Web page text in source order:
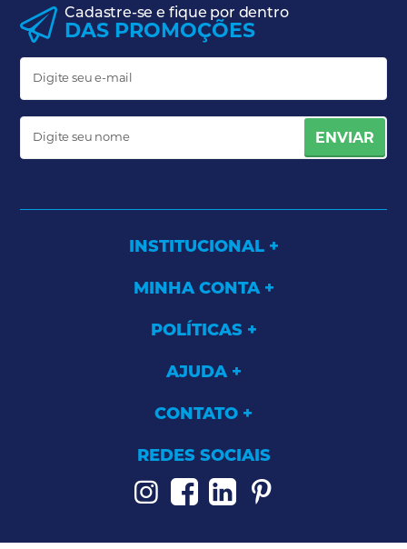
Cadastre-se e fique por dentro
DAS PROMOÇÕES
ENVIAR
INSTITUCIONAL
MINHA CONTA
POLÍTICAS
AJUDA
CONTATO
REDES SOCIAIS